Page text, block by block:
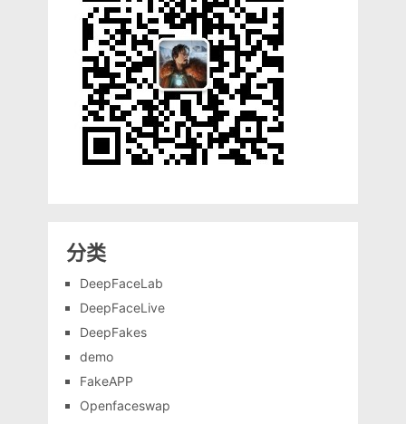
分类
DeepFaceLab
DeepFaceLive
DeepFakes
demo
FakeAPP
Openfaceswap